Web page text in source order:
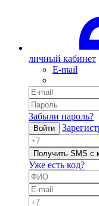
личный кабинет
E-mail
Забыли пароль?
Войти
Получить SMS с
Уже есть код?